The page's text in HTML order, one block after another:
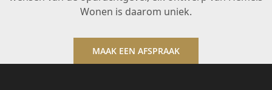
Wonen is daarom uniek.
MAAK EEN AFSPRAAK